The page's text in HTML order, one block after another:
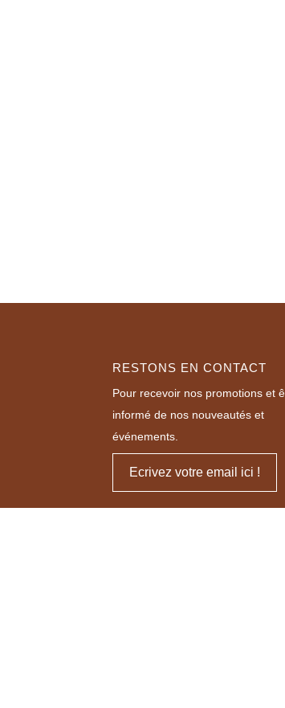
RESTONS EN CONTACT
Pour recevoir nos promotions et
informé de nos nouveautés et
événements.
Ecrivez votre email ici !